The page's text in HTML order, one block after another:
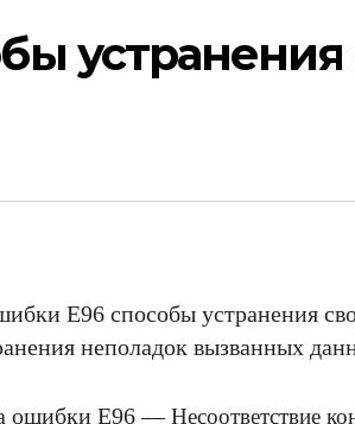
E96 способы устранения
неполадок вызванных
ошибки E96 —Несоответствие